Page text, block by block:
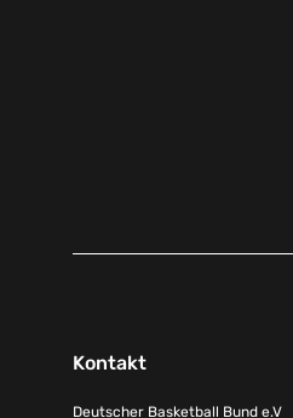
Kontakt
Deutscher Basketball Bund e.V